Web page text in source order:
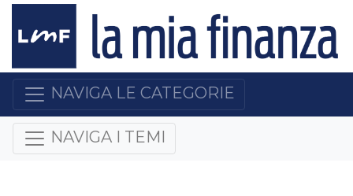
NAVIGA LE CATEGORIE
NAVIGA I TEMI